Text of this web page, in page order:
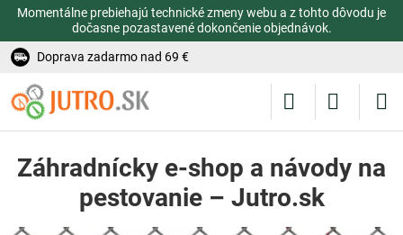
Momentálne prebiehajú technické zmeny webu a z tohto dôvodu je
dočasne pozastavené dokončenie objednávok.
Doprava zadarmo nad 69 €
Záhradnícky e-shop a návody na
pestovanie – Jutro.sk